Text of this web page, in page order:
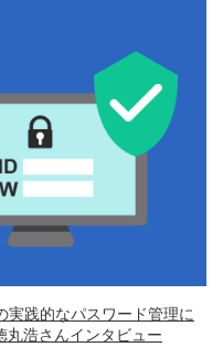
実践的なパスワード管理に
浩さんインタビュー